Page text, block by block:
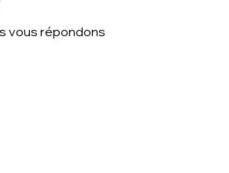
vous répondons